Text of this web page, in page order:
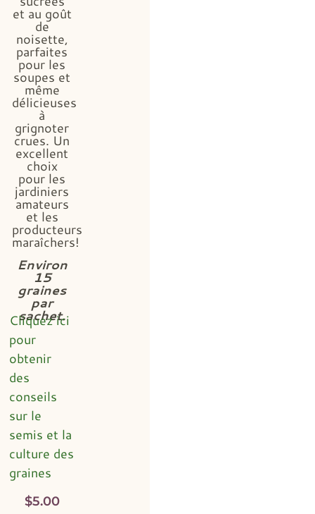
et au goût
de
noisette,
parfaites
pour les
soupes et
même
délicieuses
à
grignoter
crues. Un
excellent
choix
pour les
jardiniers
amateurs
et les
producteurs
maraîchers!
Environ
15
graines
par
sachet.
Cliquez ici
pour
obtenir
des
conseils
sur le
semis et la
culture des
graines
$5.00